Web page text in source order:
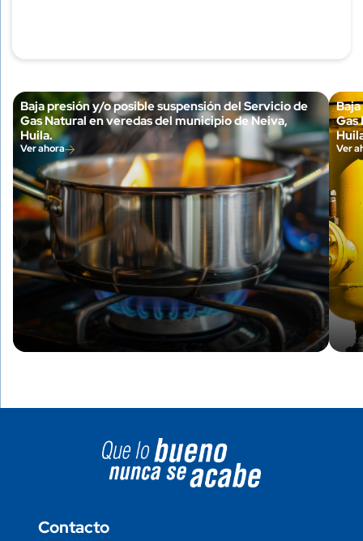
Baja presión y/o posible suspensión del Servicio de
Gas Natural en veredas del municipio de Neiva,
Huila.
Ver ahora
Gas
Ver
Image block
Contacto